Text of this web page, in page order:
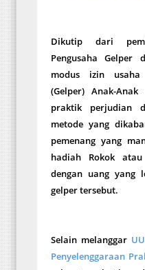
Dikutip dari
Pengusaha Gelper
modus izin usaha
(Gelper) Anak-
praktik perjudian
metode yang
pemenang yang
hadiah Rokok
dengan uang yang
gelper tersebut.
Selain melanggar
Penyelenggaraan